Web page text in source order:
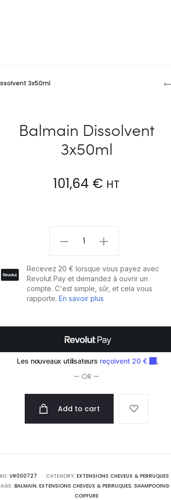
3x50ml
Balmain Dissolvent
3x50ml
101,64 € HT
Balmain
3x50ml
quantity
— OR —
Add to cart
VR000727 CATEGORY:EXTENSIONS CHEVEUX & PERRUQUES
BALMAIN, EXTENSIONS CHEVEUX & PERRUQUES, SHAMPOOING
COIFFURE